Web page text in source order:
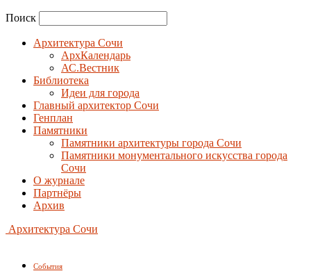
Поиск
Архитектура Сочи
АрхКалендарь
АС.Вестник
Библиотека
Идеи для города
Главный архитектор Сочи
Генплан
Памятники
Памятники архитектуры города Сочи
Памятники монументального искусства города
Сочи
О журнале
Партнёры
Архив
Архитектура Сочи
События